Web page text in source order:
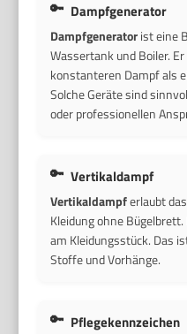
Dampfgenerator
Dampfgeneratorist eine
Wassertank und Boiler.
konstanteren Dampf als
Solche Geräte sind
oder professionellen
Vertikaldampf
Vertikaldampferlaubt
Kleidung ohne
am Kleidungsstück. Das
Stoffe und Vorhänge.
Pflegekennzeichen